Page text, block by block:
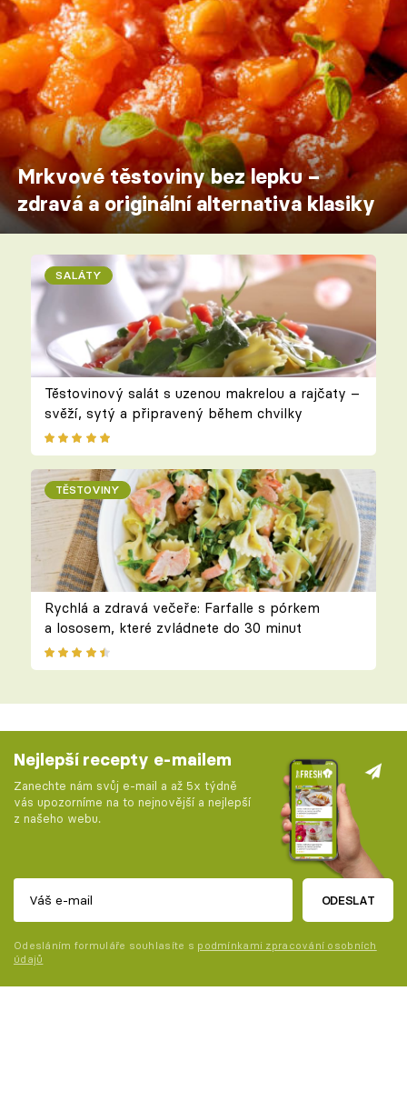
Mrkvové těstoviny bez lepku –
zdravá a originální alternativa klasiky
SALÁTY
Těstovinový salát s uzenou makrelou a rajčaty –
svěží, sytý a připravený během chvilky
TĚSTOVINY
Rychlá a zdravá večeře: Farfalle s pórkem
a lososem, které zvládnete do 30 minut
Nejlepší recepty e-mailem
Zanechte nám svůj e-mail a až 5x týdně
vás upozorníme na to nejnovější a nejlepší
z našeho webu.
ODESLAT
Odesláním formuláře souhlasíte s podmínkami zpracování osobních
údajů